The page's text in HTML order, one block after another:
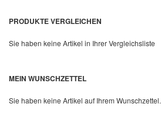
PRODUKTE VERGLEICHEN
Sie haben keine Artikel in Ihrer Vergleichsliste
MEIN WUNSCHZETTEL
Sie haben keine Artikel auf Ihrem Wunschzettel.